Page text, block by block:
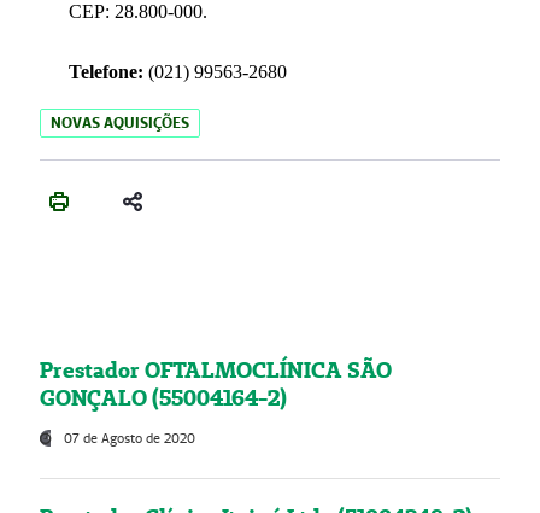
CEP: 28.800-000.
Telefone: (021) 99563-2680
NOVAS AQUISIÇÕES
Prestador OFTALMOCLÍNICA SÃO
GONÇALO (55004164-2)
07 de Agosto de 2020